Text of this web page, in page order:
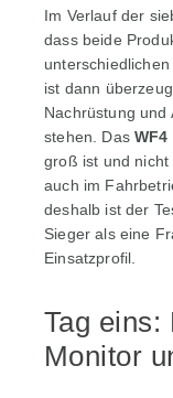
Im Verlauf der
dass beide
ist dann
Nachrüstung und
stehen. DasWF4
groß ist und nicht
auch im
deshalb ist der
Sieger als eine
Einsatzprofil.
Tag eins:
Monitor